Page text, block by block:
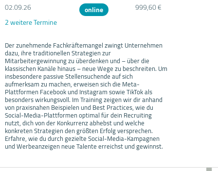
02.09.26 online
999,60 €
2 weitere Termine
Der zunehmende Fachkräftemangel zwingt Unternehmen
dazu, ihre traditionellen Strategien zur
Mitarbeitergewinnung zu überdenken und – über die
klassischen Kanäle hinaus – neue Wege zu beschreiten. Um
insbesondere passive Stellensuchende auf sich
aufmerksam zu machen, erweisen sich die Meta-
Plattformen Facebook und Instagram sowie TikTok als
besonders wirkungsvoll. Im Training zeigen wir dir anhand
von praxisnahen Beispielen und Best Practices, wie du
Social-Media-Plattformen optimal für dein Recruiting
nutzt, dich von der Konkurrenz abhebst und welche
konkreten Strategien den größten Erfolg versprechen.
Erfahre, wie du durch gezielte Social-Media-Kampagnen
und Werbeanzeigen neue Talente erreichst und gewinnst.